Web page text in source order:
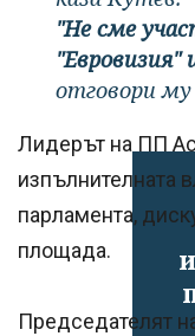
"Не сме
"Евровизия"
отговори му
Лидерът на ПП
изпълнителната
парламента,
площада.
Председателят